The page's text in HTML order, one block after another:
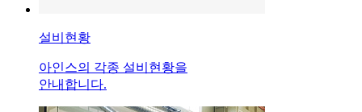
설비현황
아인스의 각종 설비현황을
안내합니다.